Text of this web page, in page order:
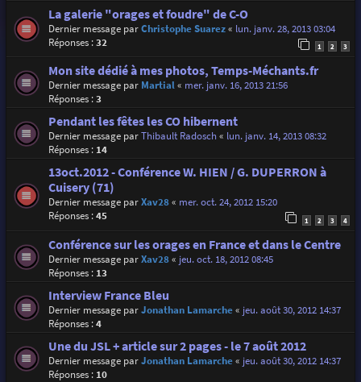
La galerie "orages et foudre" de C-O
Dernier message parChristophe Suarez« lun. janv. 28, 2013 03:04
Réponses :32 1 2 3
Mon site dédié à mes photos, Temps-Méchants.fr
Dernier message par Martial« mer. janv. 16, 2013 21:56
Réponses :3
Pendant les fêtes les CO hibernent
Dernier message parThibault Radosch« lun. janv. 14, 2013 08:32
Réponses : 14
13oct.2012 - Conférence W. HIEN / G. DUPERRON à
Cuisery (71)
Dernier message parXav28« mer. oct. 24, 2012 15:20
Réponses :45 1 2 3 4
Conférence sur les orages en France et dans le Centre
Dernier message parXav28« jeu. oct. 18, 2012 08:45
Réponses : 13
Interview France Bleu
Dernier message parJonathan Lamarche« jeu. août 30, 2012 14:37
Réponses :4
Une du JSL + article sur 2 pages - le 7 août 2012
Dernier message parJonathan Lamarche« jeu. août 30, 2012 14:37
Réponses : 10